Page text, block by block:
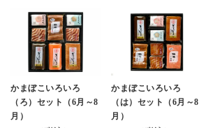
かまぼこいろいろ
（ろ）セット（6月～8
月）
かまぼこいろいろ
（は）セット（6月～8
月）